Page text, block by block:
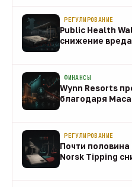
РЕГУЛИРОВАНИЕ
Public Health
снижение
ФИНАНСЫ
Wynn Resorts
благодаря
РЕГУЛИРОВАНИЕ
Почти
Norsk Tipping